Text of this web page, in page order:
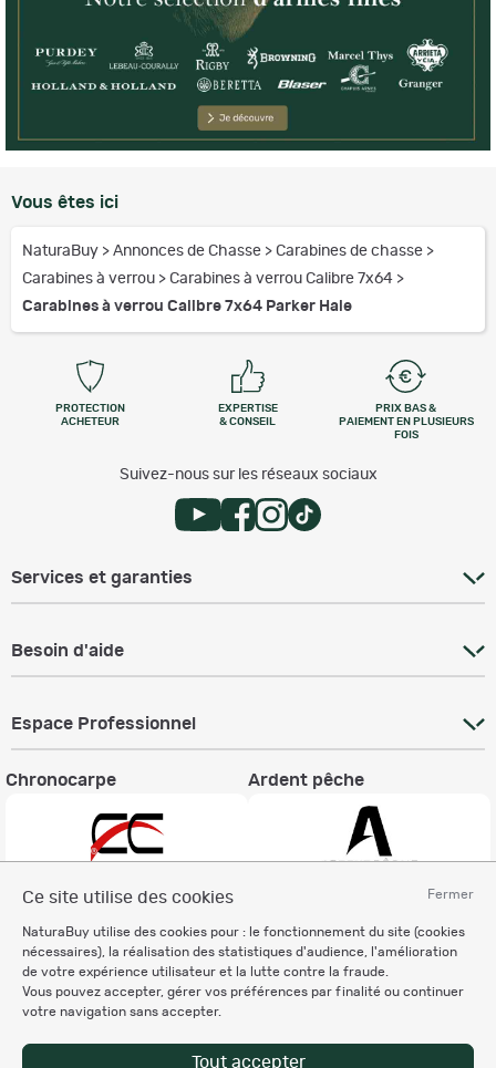
Fermer
Ce site utilise des cookies
NaturaBuy utilise des cookies pour : le fonctionnement du site (cookies
nécessaires), la réalisation des statistiques d'audience, l'amélioration
de votre expérience utilisateur et la lutte contre la fraude.
Vous pouvez accepter, gérer vos préférences par finalité ou continuer
votre navigation sans accepter.
Tout accepter
Vous êtes ici
NaturaBuy > Annonces de Chasse > Carabines de chasse >
Carabines à verrou > Carabines à verrou Calibre 7x64 >
Carabines à verrou Calibre 7x64 Parker Hale
PROTECTION
ACHETEUR
EXPERTISE
& CONSEIL
PRIX BAS &
PAIEMENT EN PLUSIEURS
FOIS
Suivez-nous sur les réseaux sociaux
Services et garanties
Besoin d'aide
Espace Professionnel
Chronocarpe Ardent pêche
Informations légales
Charte éthique
Mentions légales
Règlement & Conditions d'utilisation
des données personnelles